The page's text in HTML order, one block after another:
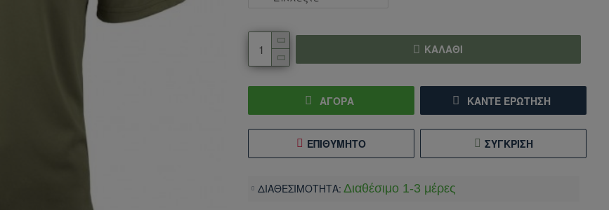
ΔΙΑΘΕΣΙΜΟΤΗΤΑ: Διαθέσιμο 1-3 μέρες
ΚΑΛΆΘΙ
ΑΓΟΡΑ ΚΆΝΤΕ ΕΡΏΤΗΣΗ
ΕΠΙΘΥΜΗΤΌ ΣΎΓΚΡΙΣΗ